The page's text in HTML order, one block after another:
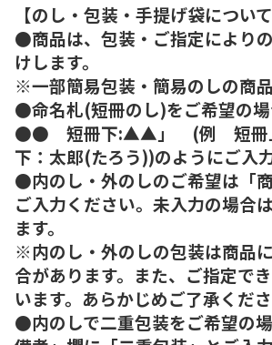
【のし・包装・手提げ袋について
●商品は、包装・ご指定により
けします。
※一部簡易包装・簡易のしの商品
●命名札(短冊のし)をご希望の場
●● 短冊下:▲▲」 (例 短冊
下：太郎(たろう))のようにご入
●内のし・外のしのご希望は「
ご入力ください。未入力の場合
ます。
※内のし・外のしの包装は商品
合があります。また、ご指定で
います。あらかじめご了承くださ
●内のしで二重包装をご希望の